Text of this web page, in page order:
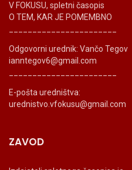
V FOKUSU, spletni časopis
O TEM, KAR JE POMEMBNO
Odgovorni urednik: Vančo Tegov
ianntegov6@gmail.com
E-pošta uredništva:
urednistvo.vfokusu@gmail.com
ZAVOD